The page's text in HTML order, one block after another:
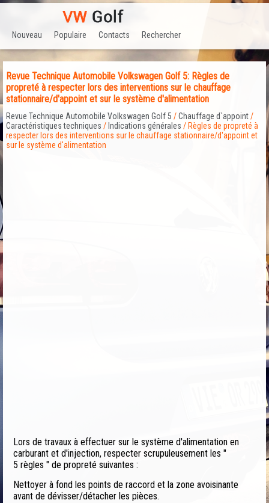
Nouveau Populaire Contacts Rechercher
Revue Technique Automobile Volkswagen Golf 5: Règles de
propreté à respecter lors des interventions sur le chauffage
stationnaire/d'appoint et sur le système d'alimentation
Revue Technique Automobile Volkswagen Golf 5 /Chauffage d`appoint/
Caractéristiques techniques / Indications générales / Règles de propreté à
respecter lors des interventions sur le chauffage stationnaire/d'appoint et
sur le système d'alimentation
Lors de travaux à effectuer sur le système d'alimentation en
carburant et d'injection, respecter scrupuleusement les "
5 règles " de propreté suivantes :
Nettoyer à fond les points de raccord et la zone avoisinante
avant de dévisser/détacher les pièces.